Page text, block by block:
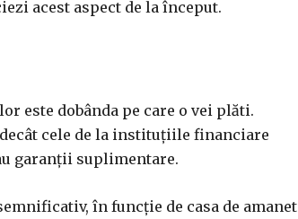
acest aspect de la început.
este dobânda pe care o vei plăti.
cele de la instituțiile financiare
garanții suplimentare.
în funcție de casa de amanet